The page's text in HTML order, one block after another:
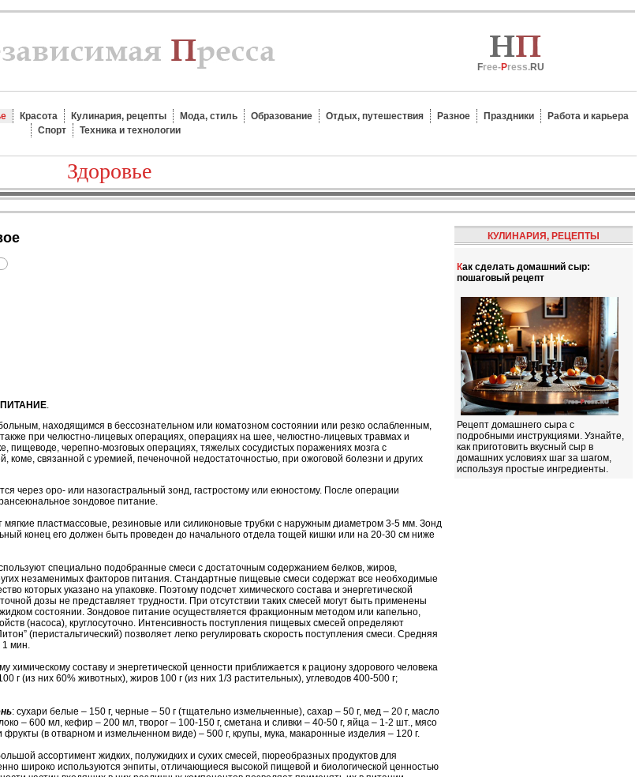
Free-Press.RU
Красота Кулинария, рецепты Мода, стиль Образование Отдых, путешествия Разное Праздники
Работа и карьера
Спорт
Техника и технологии
Здоровье
.
находящимся в бессознательном или коматозном состоянии или резко ослабленным,
при челюстно-лицевых операциях, операциях на шее, челюстно-лицевых травмах и
пищеводе, черепно-мозговых операциях, тяжелых сосудистых поражениях мозга с
коме, связанной с уремией, печеночной недостаточностью, при ожоговой болезни и других
через оро- или назогастральный зонд, гастростому или еюностому. После операции
зондовое питание.
мягкие пластмассовые, резиновые или силиконовые трубки с наружным диаметром 3-5 мм. Зонд
конец его должен быть проведен до начального отдела тощей кишки или на 20-30 см ниже
специально подобранные смеси с достаточным содержанием белков, жиров,
незаменимых факторов питания. Стандартные пищевые смеси содержат все необходимые
которых указано на упаковке. Поэтому подсчет химического состава и энергетической
дозы не представляет трудности. При отсутствии таких смесей могут быть применены
состоянии. Зондовое питание осуществляется фракционным методом или капельно,
(насоса), круглосуточно. Интенсивность поступления пищевых смесей определяют
(перистальтический) позволяет легко регулировать скорость поступления смеси. Средняя
1 мин.
химическому составу и энергетической ценности приближается к рациону здорового человека
г (из них 60% животных), жиров 100 г (из них 1/3 растительных), углеводов 400-500 г;
: сухари белые – 150 г, черные – 50 г (тщательно измельченные), сахар – 50 г, мед – 20 г, масло
– 600 мл, кефир – 200 мл, творог – 100-150 г, сметана и сливки – 40-50 г, яйца – 1-2 шт., мясо
(в отварном и измельченном виде) – 500 г, крупы, мука, макаронные изделия – 120 г.
ассортимент жидких, полужидких и сухих смесей, пюреобразных продуктов для
широко используются энпиты, отличающиеся высокой пищевой и биологической ценностью
КУЛИНАРИЯ, РЕЦЕПТЫ
Как сделать домашний сыр:
пошаговый рецепт
Рецепт домашнего сыра с
подробными инструкциями. Узнайте,
как приготовить вкусный сыр в
домашних условиях шаг за шагом,
используя простые ингредиенты.